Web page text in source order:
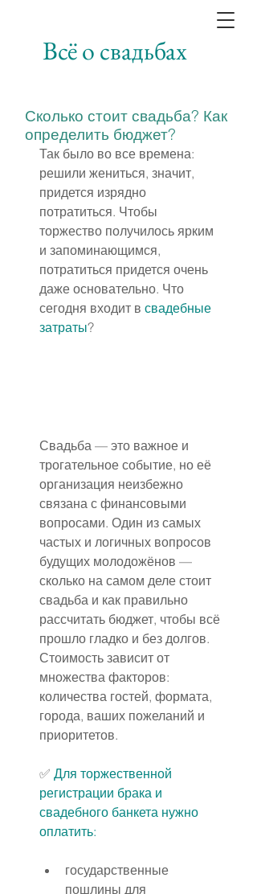
Всё о свадьбах
Сколько стоит свадьба? Как
определить бюджет?
Так было во все времена:
решили жениться, значит,
придется изрядно
потратиться. Чтобы
торжество получилось ярким
и запоминающимся,
потратиться придется очень
даже основательно. Что
сегодня входит в свадебные
затраты?
Свадьба — это важное и
трогательное событие, но её
организация неизбежно
связана с финансовыми
вопросами. Один из самых
частых и логичных вопросов
будущих молодожёнов —
сколько на самом деле стоит
свадьба и как правильно
рассчитать бюджет, чтобы всё
прошло гладко и без долгов.
Стоимость зависит от
множества факторов:
количества гостей, формата,
города, ваших пожеланий и
приоритетов.
✅ Для торжественной
регистрации брака и
свадебного банкета нужно
оплатить:
государственные
пошлины для